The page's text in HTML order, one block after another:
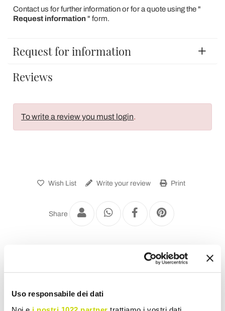
Uso responsabile dei dati
Contact us for further information or for a quote using the "
Request information " form.
Request for information
Reviews
To write a review you must login.
Wish List Write your review Print
Share
Modern Living Room Chairs